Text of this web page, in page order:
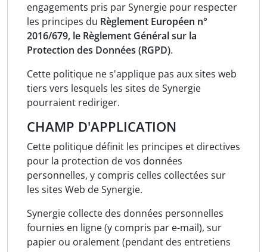
engagements pris par Synergie pour respecter
les principes du Règlement Européen n°
2016/679, le Règlement Général sur la
Protection des Données (RGPD).
Cette politique ne s'applique pas aux sites web
tiers vers lesquels les sites de Synergie
pourraient rediriger.
CHAMP D'APPLICATION
Cette politique définit les principes et directives
pour la protection de vos données
personnelles, y compris celles collectées sur
les sites Web de Synergie.
Synergie collecte des données personnelles
fournies en ligne (y compris par e-mail), sur
papier ou oralement (pendant des entretiens